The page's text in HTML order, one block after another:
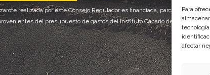
Para
afectar
realizada por este Consejo Regulador es financiada, parcialmente, por
del presupuesto de gastos del Instituto Canario de Calidad